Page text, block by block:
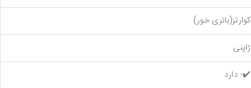
کوارتز(باتری خور)
ژاپنی
✔️- دارد